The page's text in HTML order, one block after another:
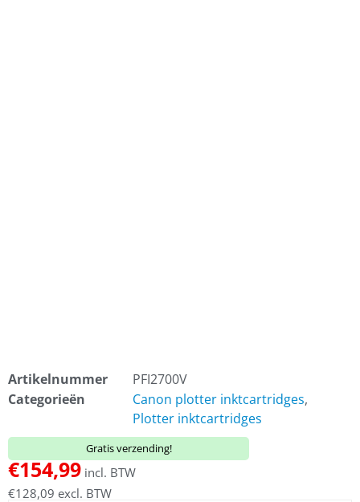
Artikelnummer
PFI2700V
Categorieën
Canon plotter inktcartridges,
Plotter inktcartridges
Gratis verzending!
€154,99 incl. BTW
€128,09 excl. BTW